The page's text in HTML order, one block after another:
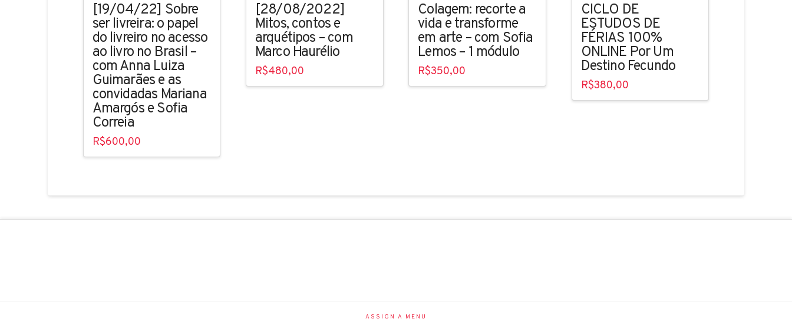
[19/04/22] Sobre
ser livreira: o papel
do livreiro no acesso
ao livro no Brasil –
com Anna Luiza
Guimarães e as
convidadas Mariana
Amargós e Sofia
Correia
R$600,00
[28/08/2022]
Mitos, contos e
arquétipos – com
Marco Haurélio
R$480,00
Colagem: recorte a
vida e transforme
em arte – com Sofia
Lemos – 1 módulo
R$350,00
CICLO DE
ESTUDOS DE
FÉRIAS 100%
ONLINE Por Um
Destino Fecundo
R$380,00
ASSIGN A MENU